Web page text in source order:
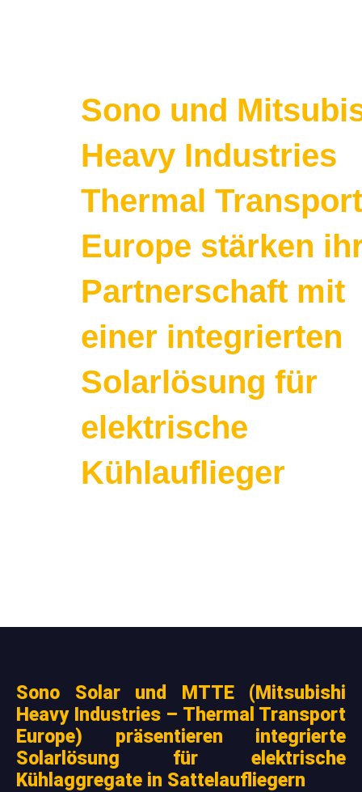
Sono und
Heavy Industries
Thermal Transport
Europe stärken
Partnerschaft mit
einer integrierten
Solarlösung für
elektrische
Kühlauflieger
Sono Solar und MTTE (Mitsubishi
Heavy Industries – Thermal Transport
Europe) präsentieren integrierte
Solarlösung für elektrische
Kühlaggregate in Sattelaufliegern